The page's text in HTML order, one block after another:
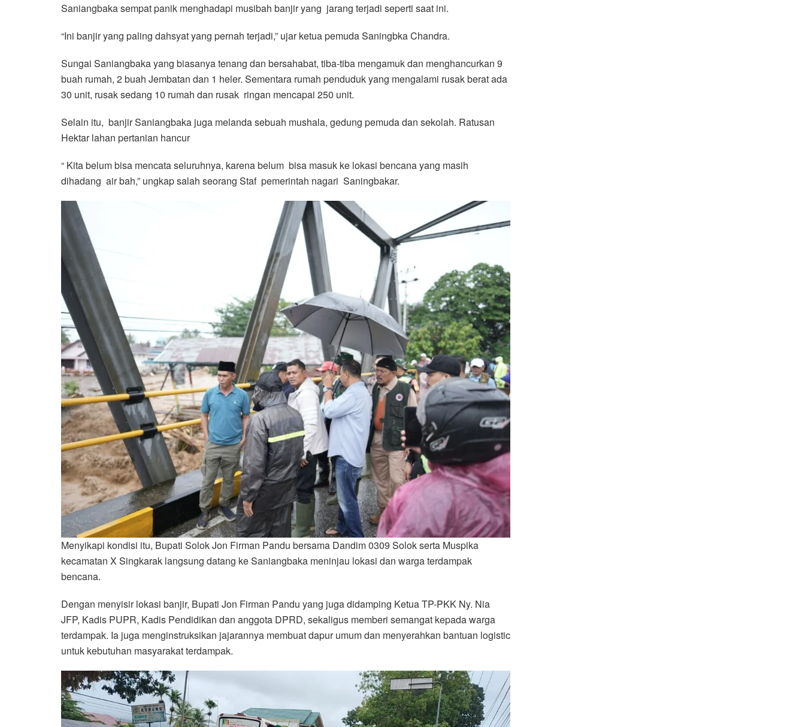
Saniangbaka sempat panik menghadapi musibah banjir yang jarang terjadi seperti saat ini.
“Ini banjir yang paling dahsyat yang pernah terjadi,” ujar ketua pemuda Saningbka Chandra.
Sungai Saniangbaka yang biasanya tenang dan bersahabat, tiba-tiba mengamuk dan menghancurkan 9
buah rumah, 2 buah Jembatan dan 1 heler. Sementara rumah penduduk yang mengalami rusak berat ada
30 unit, rusak sedang 10 rumah dan rusak ringan mencapai 250 unit.
Selain itu, banjir Saniangbaka juga melanda sebuah mushala, gedung pemuda dan sekolah. Ratusan
Hektar lahan pertanian hancur
“ Kita belum bisa mencata seluruhnya, karena belum bisa masuk ke lokasi bencana yang masih
dihadang air bah,” ungkap salah seorang Staf pemerintah nagari Saningbakar.
Menyikapi kondisi itu, Bupati Solok Jon Firman Pandu bersama Dandim 0309 Solok serta Muspika
kecamatan X Singkarak langsung datang ke Saniangbaka meninjau lokasi dan warga terdampak
bencana.
Dengan menyisir lokasi banjir, Bupati Jon Firman Pandu yang juga didamping Ketua TP-PKK Ny. Nia
JFP, Kadis PUPR, Kadis Pendidikan dan anggota DPRD, sekaligus memberi semangat kepada warga
terdampak. Ia juga menginstruksikan jajarannya membuat dapur umum dan menyerahkan bantuan logistic
untuk kebutuhan masyarakat terdampak.